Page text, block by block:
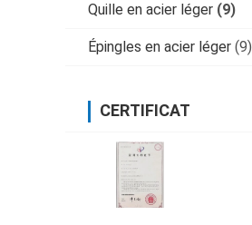
Quille en acier léger (9)
Épingles en acier léger (9)
CERTIFICAT